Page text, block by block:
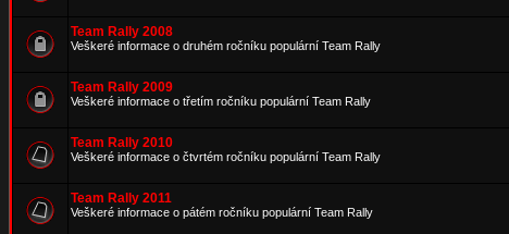
Team Rally 2008
Veškeré informace o druhém ročníku populární Team Rally
Team Rally 2009
Veškeré informace o třetím ročníku populární Team Rally
Team Rally 2010
Veškeré informace o čtvrtém ročníku populární Team Rally
Team Rally 2011
Veškeré informace o pátém ročníku populární Team Rally